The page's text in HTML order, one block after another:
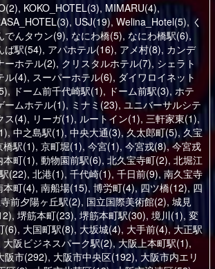
, KOKO_HOTEL(3), MIMARU(4),
, USJ(19), Welina_Hotel(5), く
でんタウン(9), なにわ橋(5), なにわ橋駅(6),
ば駅(54), アパホテル(16), アメ村(8), カンデ
ーホテル(2), クリスタルホテル(7), シェラト
ル(4), スーパーホテル(6), ダイワロイネット
, ドーム前千代崎駅(1), ドーム前駅(3), ホテ
ームホテル(1), ミナミ(23), ユニバーサルシテ
ス(4), リーガ(1), ルートイン(1), 三軒家東(1),
, 中之島駅(1), 中央大通(3),久太郎町(5), 久宝
橋駅(1), 京町堀(1), 今宮(1), 今宮戎(8),今宮戎
本町(1), 動物園前駅(6), 北久宝寺町(2), 北堀江
(22), 北港(1), 千代崎(1), 千日前(9), 南久宝寺
本町(4), 南船場(15), 博労町(4),四ツ橋(12), 四
前夕陽ヶ丘駅(2), 国立国際美術館(2), 城見
, 堺筋本町(23), 堺筋本町駅(30), 境川(1), 変
(6), 大国町駅(8), 大坂城(4), 大手前(4),大正駅
大阪ビジネスパーク駅(2),大阪上本町駅(1),
阪市(292), 大阪市中央区(192), 大阪市内エリ